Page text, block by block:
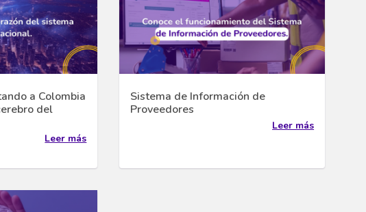
a Colombia
del
Leer más
Sistema de Información de
Proveedores
Leer más